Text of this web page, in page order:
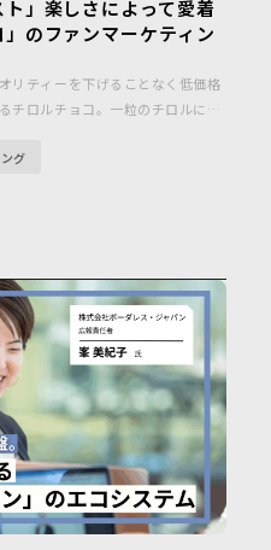
」楽しさによって愛着
のファンマーケティン
リティーを下げることなく低価格
チロルチョコ。一粒のチロルに秘
グ